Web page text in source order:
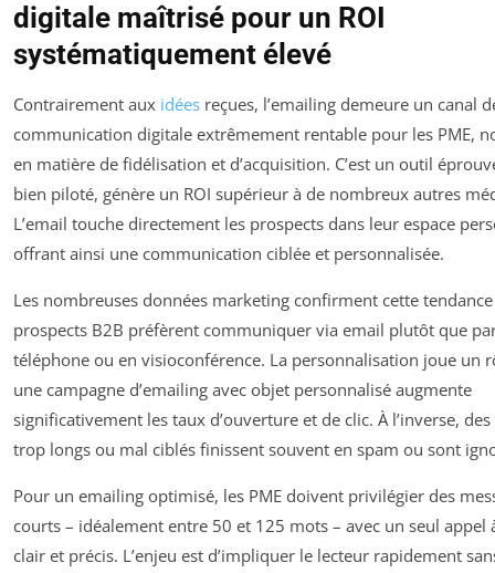
digitale maîtrisé pour un ROI
systématiquement élevé
Contrairement aux idées reçues, l’emailing demeure un canal
communication digitale extrêmement rentable pour les PME,
en matière de fidélisation et d’acquisition. C’est un outil
bien piloté, génère un ROI supérieur à de nombreux autres
L’email touche directement les prospects dans leur espace
offrant ainsi une communication ciblée et personnalisée.
Les nombreuses données marketing confirment cette tendance
prospects B2B préfèrent communiquer via email plutôt que
téléphone ou en visioconférence. La personnalisation joue un
une campagne d’emailing avec objet personnalisé augmente
significativement les taux d’ouverture et de clic. À l’inverse,
trop longs ou mal ciblés finissent souvent en spam ou sont
Pour un emailing optimisé, les PME doivent privilégier des
courts – idéalement entre 50 et 125 mots – avec un seul appel
clair et précis. L’enjeu est d’impliquer le lecteur rapidement